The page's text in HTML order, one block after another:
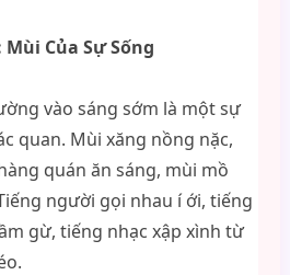
Mùi Của Sự Sống
vào sáng sớm là một sự
quan. Mùi xăng nồng nặc,
quán ăn sáng, mùi mồ
người gọi nhau í ới, tiếng
gừ, tiếng nhạc xập xình từ